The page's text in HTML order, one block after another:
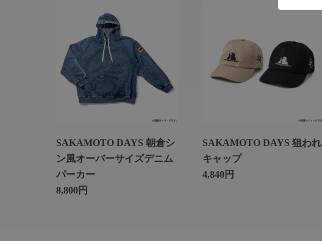
SAKAMOTO DAYS 朝倉シ
ン風オーバーサイズデニム
パーカー
8,800円
SAKAMOTO DAYS 狙われ
キャップ
4,840円